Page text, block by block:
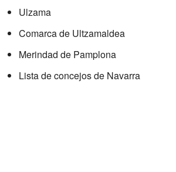
Ulzama
Comarca de Ultzamaldea
Merindad de Pamplona
Lista de concejos de Navarra